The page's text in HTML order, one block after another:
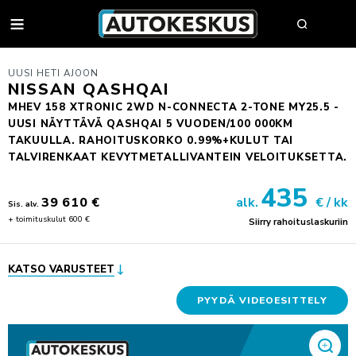
AUTOHAKU
MYY AUTOSI
AUTOHAKU
VAIHTOAUTON OSTAJAN OPAS
AUTOKESKUS TURVA -PALVELUPAKETTI
AUTOJEN SISÄÄNOSTO
UUDET AUTOT
FORD
MITSUBISHI
JULKISET HANKINNAT
AUTOPÄÄTTÄJÄLLE
TYÖSUHDEAUTOILIJALLE
HUOLTO & RENKAAT
KOLARIKORJAUS & TUULILASIT
UUSI HETI AJOON
NISSAN QASHQAI
MHEV 158 XTRONIC 2WD N-CONNECTA 2-TONE MY25.5 -
UUSI NÄYTTÄVÄ QASHQAI 5 VUODEN/100 000KM
TAKUULLA. RAHOITUSKORKO 0.99%+KULUT TAI
TALVIRENKAAT KEVYTMETALLIVANTEIN VELOITUKSETTA.
Sis. alv. 39 610 €
+ toimituskulut 600 €
alk. 435 € / kk
Siirry rahoituslaskuriin
KATSO VARUSTEET
PYYDÄ VIDEOESITTELY